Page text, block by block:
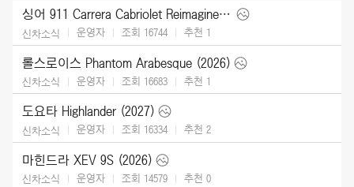
싱어 911 Carrera Cabriolet Reimagined Type 964 (2026)
신차소식 운영자 조회 16744 추천 1
롤스로이스 Phantom Arabesque (2026)
신차소식 운영자 조회 16683 추천 1
도요타 Highlander (2027)
신차소식 운영자 조회 16334 추천 2
마힌드라 XEV 9S (2026)
신차소식 운영자 조회 14579 추천 0